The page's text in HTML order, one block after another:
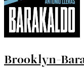
Brooklyn-